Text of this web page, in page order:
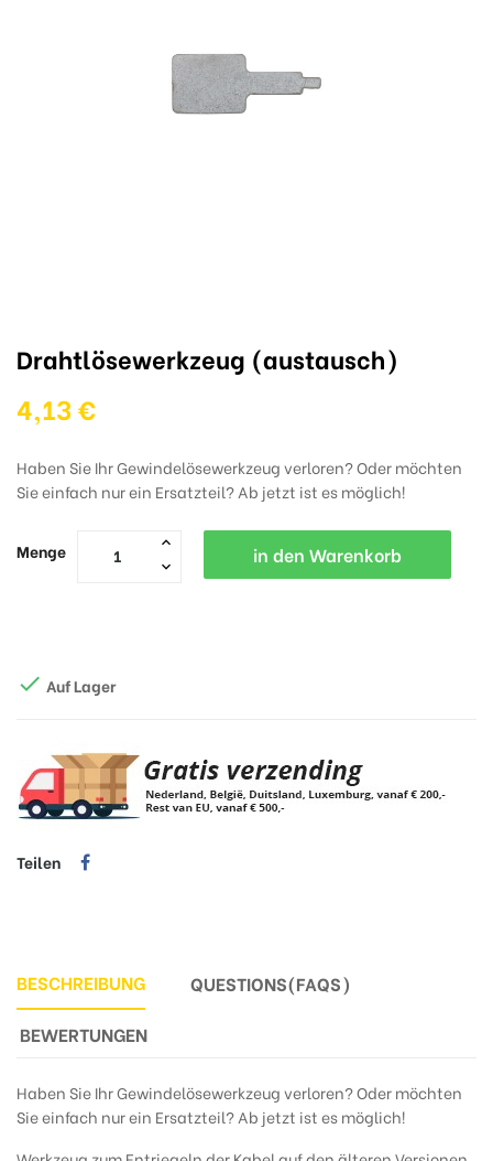
Drahtlösewerkzeug (austausch)
4,13 €
Haben Sie Ihr Gewindelösewerkzeug verloren? Oder möchten
Sie einfach nur ein Ersatzteil? Ab jetzt ist es möglich!
Menge in den Warenkorb
 Auf Lager
Teilen
BESCHREIBUNG
QUESTIONS(FAQS)
BEWERTUNGEN
Haben Sie Ihr Gewindelösewerkzeug verloren? Oder möchten
Sie einfach nur ein Ersatzteil? Ab jetzt ist es möglich!